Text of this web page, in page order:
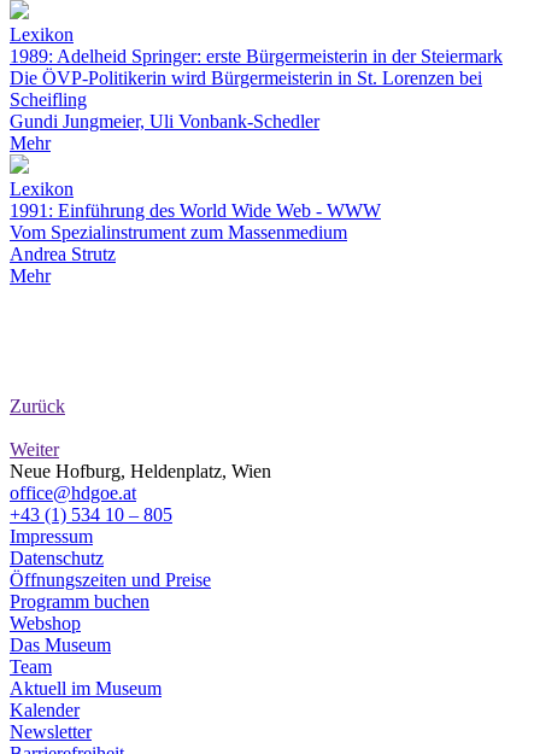
Lexikon
1989: Adelheid Springer: erste Bürgermeisterin in der Steiermark
Die ÖVP-Politikerin wird Bürgermeisterin in St. Lorenzen bei
Scheifling
Gundi Jungmeier, Uli Vonbank-Schedler
Mehr
Lexikon
1991: Einführung des World Wide Web - WWW
Vom Spezialinstrument zum Massenmedium
Andrea Strutz
Mehr
Zurück
Weiter
Neue Hofburg, Heldenplatz, Wien
office@hdgoe.at
+43 (1) 534 10 – 805
Impressum
Datenschutz
Öffnungszeiten und Preise
Programm buchen
Webshop
Das Museum
Team
Aktuell im Museum
Kalender
Newsletter